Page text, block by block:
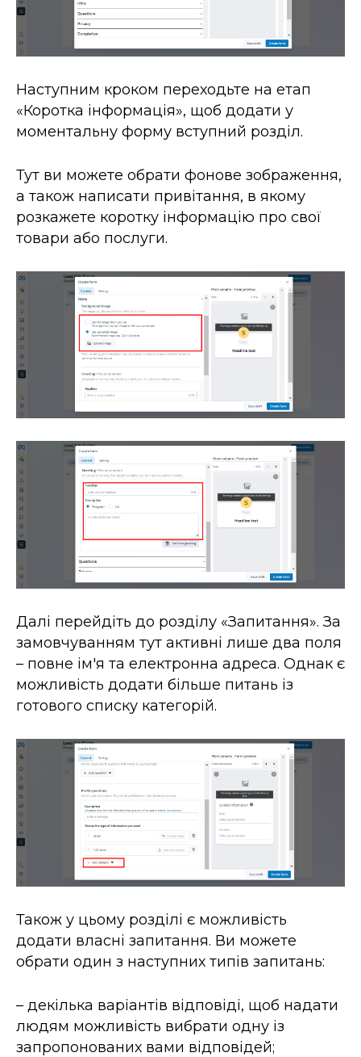
Наступним кроком переходьте на етап
«Коротка інформація», щоб додати у
моментальну форму вступний розділ.
Тут ви можете обрати фонове зображення,
а також написати привітання, в якому
розкажете коротку інформацію про свої
товари або послуги.
Далі перейдіть до розділу «Запитання». За
замовчуванням тут активні лише два поля
– повне ім'я та електронна адреса. Однак є
можливість додати більше питань із
готового списку категорій.
Також у цьому розділі є можливість
додати власні запитання. Ви можете
обрати один з наступних типів запитань:
– декілька варіантів відповіді, щоб надати
людям можливість вибрати одну із
запропонованих вами відповідей;